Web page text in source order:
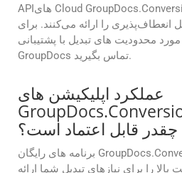
APIهای Cloud GroupDocs.Conversion بر اساس طرح اشتراک
را ارائه می‌کنند. برای
محدودیت های تبدیل با پشتیبانی
GroupDocs تماس بگیرید.
عملکرد اپلیکیشن های
چقدر قابل اعتماد است؟
برنامه های رایگان GroupDocs.Conversion Cloud عملکرد قابل
را برای نیازهای تبدیل شما ارائه